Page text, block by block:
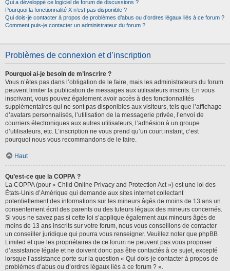
Qui a développé ce logiciel de forum de discussions ?
Pourquoi la fonctionnalité X n’est pas disponible ?
Qui dois-je contacter à propos de problèmes d’abus ou d’ordres légaux liés à ce forum ?
Comment puis-je contacter un administrateur du forum ?
Problèmes de connexion et d’inscription
Pourquoi ai-je besoin de m’inscrire ?
Vous n’êtes pas dans l’obligation de le faire, mais les administrateurs du forum
peuvent limiter la publication de messages aux utilisateurs inscrits. En vous
inscrivant, vous pouvez également avoir accès à des fonctionnalités
supplémentaires qui ne sont pas disponibles aux visiteurs, tels que l’affichage
d’avatars personnalisés, l’utilisation de la messagerie privée, l’envoi de
courriers électroniques aux autres utilisateurs, l’adhésion à un groupe
d’utilisateurs, etc. L’inscription ne vous prend qu’un court instant, c’est
pourquoi nous vous recommandons de le faire.
Haut
Qu’est-ce que la COPPA ?
La COPPA (pour « Child Online Privacy and Protection Act ») est une loi des
États-Unis d’Amérique qui demande aux sites internet collectant
potentiellement des informations sur les mineurs âgés de moins de 13 ans un
consentement écrit des parents ou des tuteurs légaux des mineurs concernés.
Si vous ne savez pas si cette loi s’applique également aux mineurs âgés de
moins de 13 ans inscrits sur votre forum, nous vous conseillons de contacter
un conseiller juridique qui pourra vous renseigner. Veuillez noter que phpBB
Limited et que les propriétaires de ce forum ne peuvent pas vous proposer
d’assistance légale et ne doivent donc pas être contactés à ce sujet, excepté
lorsque l’assistance porte sur la question « Qui dois-je contacter à propos de
problèmes d’abus ou d’ordres légaux liés à ce forum ? ».